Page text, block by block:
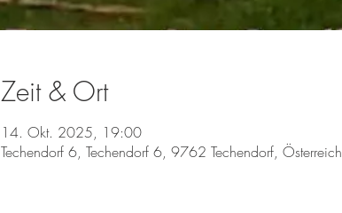
Zeit & Ort
14. Okt. 2025, 19:00
Techendorf 6, Techendorf 6, 9762 Techendorf, Österreich